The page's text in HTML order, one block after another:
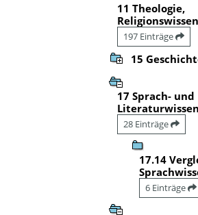
11 Theologie,
197 Einträge
15
17 Sprach- und
28 Einträge
17.14
6 Einträge